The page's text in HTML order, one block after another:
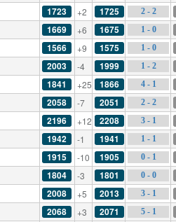
1723 +2 1725 2 - 2
1669 +6 1675 1 - 0
1566 +9 1575 1 - 0
2003 -4 1999 1 - 2
1841 +25 1866 4 - 1
2058 -7 2051 2 - 2
2196 +12 2208 3 - 1
1942 -1 1941 1 - 1
1915 -10 1905 0 - 1
1804 -3 1801 0 - 0
2008 +5 2013 3 - 1
2068 +3 2071 5 - 1